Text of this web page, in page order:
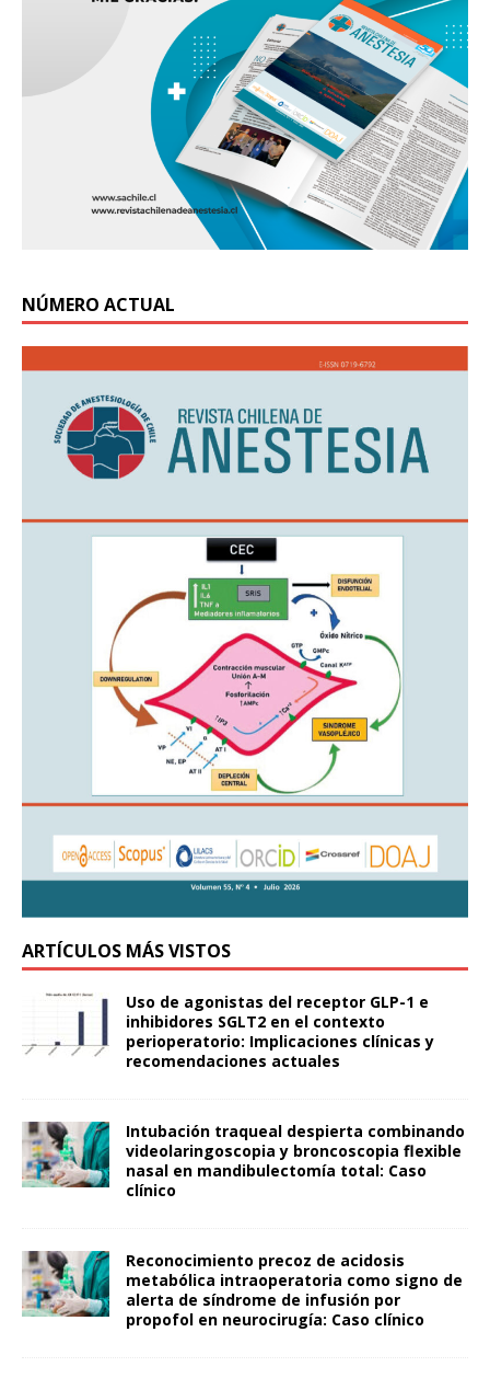
NÚMERO ACTUAL
ARTÍCULOS MÁS VISTOS
Uso de agonistas del receptor GLP-1 e
inhibidores SGLT2 en el contexto
perioperatorio: Implicaciones clínicas y
recomendaciones actuales
Intubación traqueal despierta combinando
videolaringoscopia y broncoscopia flexible
nasal en mandibulectomía total: Caso
clínico
Reconocimiento precoz de acidosis
metabólica intraoperatoria como signo de
alerta de síndrome de infusión por
propofol en neurocirugía: Caso clínico